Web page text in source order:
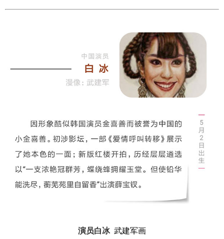
演员白冰武建军画